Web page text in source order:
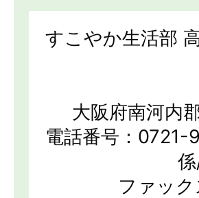
すこやか生活部
大阪府南河内
電話番号：0721-
ファッ